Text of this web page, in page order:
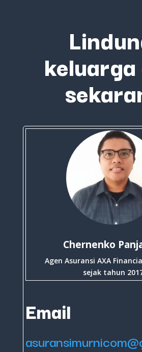
Chernenko
Agen Asuransi AXA
sejak tahun
Email